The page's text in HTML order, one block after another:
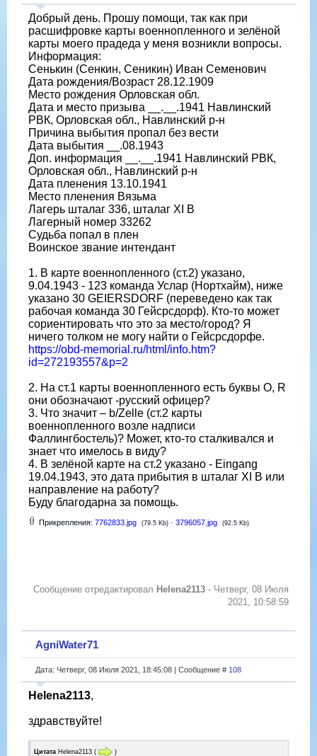
Добрый день. Прошу помощи, так как при
расшифровке карты военнопленного и зелёной
карты моего прадеда у меня возникли вопросы.
Информация:
Сенькин (Сенкин, Сеникин) Иван Семенович
Дата рождения/Возраст 28.12.1909
Место рождения Орловская обл.
Дата и место призыва __.__.1941 Навлинский
РВК, Орловская обл., Навлинский р-н
Причина выбытия пропал без вести
Дата выбытия __.08.1943
Доп. информация __.__.1941 Навлинский РВК,
Орловская обл., Навлинский р-н
Дата пленения 13.10.1941
Место пленения Вязьма
Лагерь шталаг 336, шталаг XI B
Лагерный номер 33262
Судьба попал в плен
Воинское звание интендант
1. В карте военнопленного (ст.2) указано,
9.04.1943 - 123 команда Услар (Нортхайм), ниже
указано 30 GEIERSDORF (переведено как так
рабочая команда 30 Гейсрсдорф). Кто-то может
сориентировать что это за место/город? Я
ничего толком не могу найти о Гейсрсдорфе.
https://obd-memorial.ru/html/info.htm?
id=272193557&p=2
2. На ст.1 карты военнопленного есть буквы O, R
они обозначают -русский офицер?
3. Что значит – b/Zelle (ст.2 карты
военнопленного возле надписи
Фаллингбостель)? Может, кто-то сталкивался и
знает что имелось в виду?
4. В зелёной карте на ст.2 указано - Eingang
19.04.1943, это дата прибытия в шталаг XI B или
направление на работу?
Буду благодарна за помощь.
Прикрепления: 7762833.jpg (79.5 Kb) · 3796057.jpg (92.5 Kb)
Сообщение отредактировал Helena2113 - Четверг, 08 Июля
2021, 10:58:59
AgniWater71
Дата: Четверг, 08 Июля 2021, 18:45:08 | Сообщение # 108
Helena2113,
здравствуйте!
Цитата Helena2113 ( )